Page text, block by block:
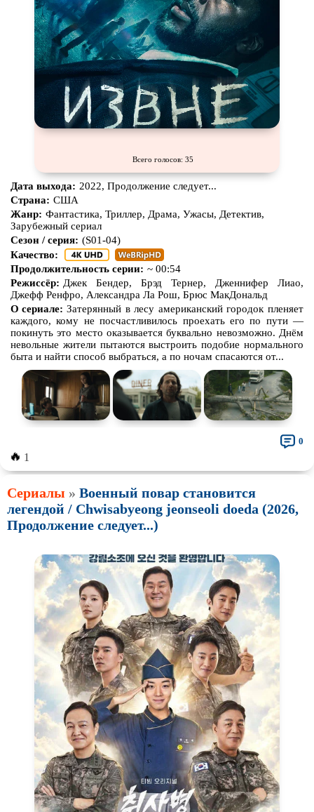
Всего голосов: 35
Дата выхода: 2022, Продолжение следует...
Страна: США
Жанр: Фантастика, Триллер, Драма, Ужасы, Детектив,
Зарубежный сериал
Сезон / серия: (S01-04)
Качество:
Продолжительность серии: ~ 00:54
Режиссёр: Джек Бендер, Брэд Тернер, Дженнифер Лиао,
Джефф Ренфро, Александра Ла Рош, Брюс МакДональд
О сериале: Затерянный в лесу американский городок пленяет
каждого, кому не посчастливилось проехать его по пути —
покинуть это место оказывается буквально невозможно. Днём
невольные жители пытаются выстроить подобие нормального
быта и найти способ выбраться, а по ночам спасаются от...
🔥 1
0
Сериалы » Военный повар становится
легендой / Chwisabyeong jeonseoli doeda (2026,
Продолжение следует...)